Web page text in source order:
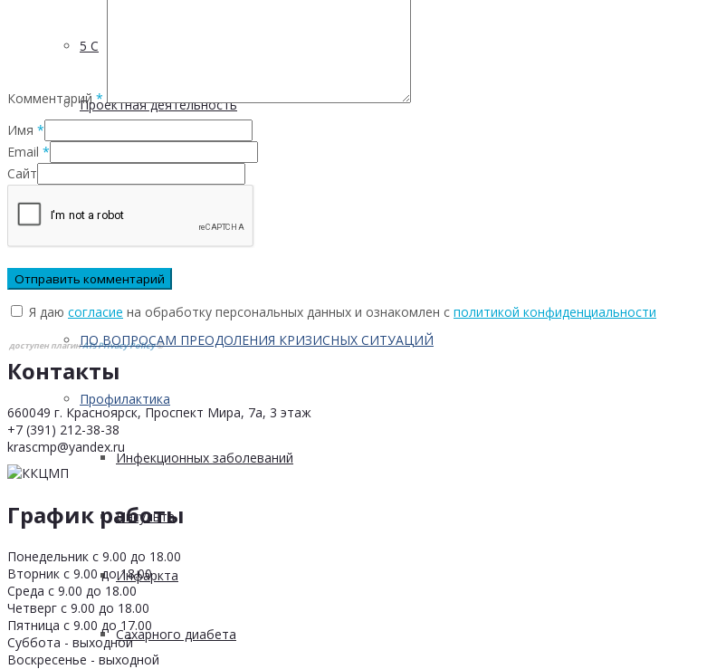
5 С
Проектная деятельность
Кейсы
Контактная информация
Населению
ПО ВОПРОСАМ ПРЕОДОЛЕНИЯ КРИЗИСНЫХ СИТУАЦИЙ
Профилактика
Инфекционных заболеваний
Инсульта
Инфаркта
Сахарного диабета
Комментарий*
Имя *
Email *
Сайт
Я даю согласие на обработку персональных данных и ознакомлен с политикой конфиденциальности
доступен плагинATs Privacy Policy©
Контакты
660049 г. Красноярск, Проспект Мира, 7а, 3 этаж
+7 (391) 212-38-38
krascmp@yandex.ru
График работы
Понедельник с 9.00 до 18.00
Вторник с 9.00 до 18.00
Среда с 9.00 до 18.00
Четверг с 9.00 до 18.00
Пятница с 9.00 до 17.00
Суббота - выходной
Воскресенье - выходной